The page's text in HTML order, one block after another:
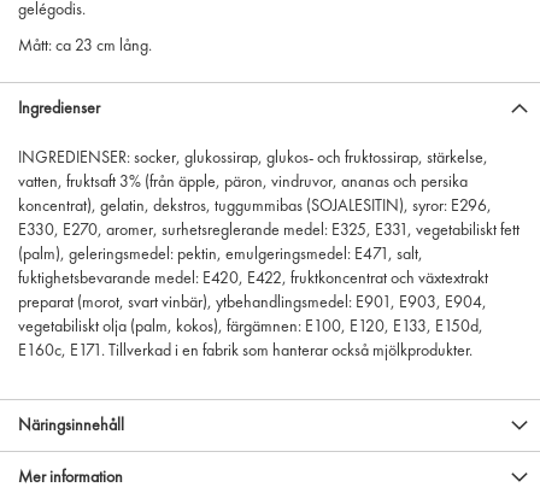
gelégodis.
Mått: ca 23 cm lång.
Ingredienser
INGREDIENSER: socker, glukossirap, glukos- och fruktossirap, stärkelse,
vatten, fruktsaft 3% (från äpple, päron, vindruvor, ananas och persika
koncentrat), gelatin, dekstros, tuggummibas (SOJALESITIN), syror: E296,
E330, E270, aromer, surhetsreglerande medel: E325, E331, vegetabiliskt fett
(palm), geleringsmedel: pektin, emulgeringsmedel: E471, salt,
fuktighetsbevarande medel: E420, E422, fruktkoncentrat och växtextrakt
preparat (morot, svart vinbär), ytbehandlingsmedel: E901, E903, E904,
vegetabiliskt olja (palm, kokos), färgämnen: E100, E120, E133, E150d,
E160c, E171. Tillverkad i en fabrik som hanterar också mjölkprodukter.
Näringsinnehåll
Mer information